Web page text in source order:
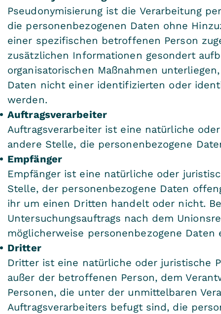
Pseudonymisierung ist die Verarbeitung
die personenbezogenen Daten ohne
einer spezifischen betroffenen Person
zusätzlichen Informationen gesondert
organisatorischen Maßnahmen
Daten nicht einer identifizierten oder
werden.
Auftragsverarbeiter
Auftragsverarbeiter ist eine natürliche
andere Stelle, die personenbezogene
Empfänger
Empfänger ist eine natürliche oder
Stelle, der personenbezogene Daten
ihr um einen Dritten handelt oder nicht.
Untersuchungsauftrags nach dem
möglicherweise personenbezogene
Dritter
Dritter ist eine natürliche oder juristische
außer der betroffenen Person, dem
Personen, die unter der unmittelbaren
Auftragsverarbeiters befugt sind, die